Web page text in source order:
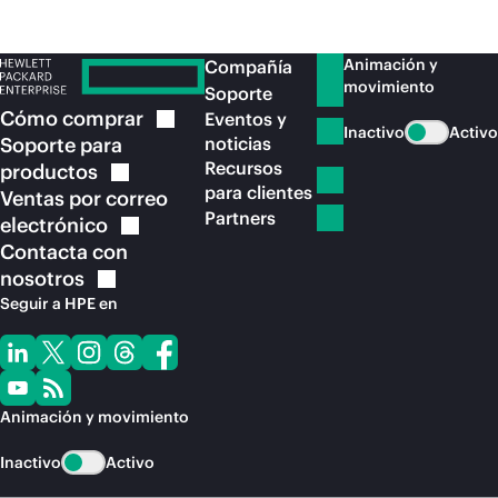
Cómocomprar
Soporte para
productos
Ventas por correo
electrónico
Contacta con
nosotros
Seguir a HPE en
Animación y movimiento
Inactivo Activo
Compañía
Soporte
Eventos y
noticias
Recursos
para clientes
Partners
Animación y
movimiento
Inactivo Activo